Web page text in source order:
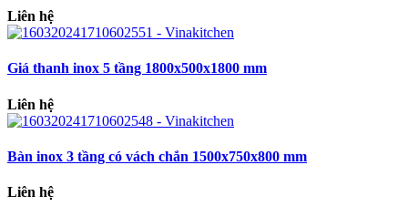
Liên hệ
Giá thanh inox 5 tầng 1800x500x1800 mm
Liên hệ
Bàn inox 3 tầng có vách chắn 1500x750x800 mm
Liên hệ